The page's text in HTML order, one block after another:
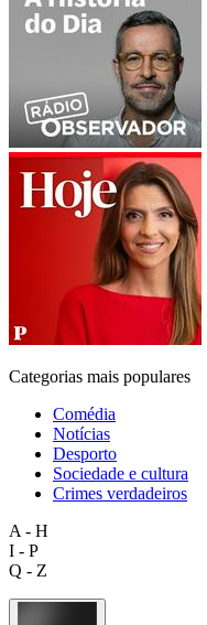
Categorias mais populares
Comédia
Notícias
Desporto
Sociedade e cultura
Crimes verdadeiros
A - H
I - P
Q - Z